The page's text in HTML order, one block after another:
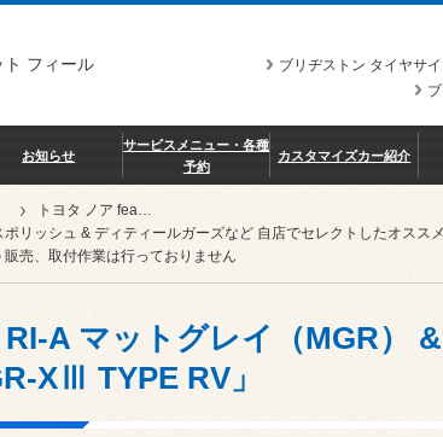
ト フィール
ブリヂストン タイヤサイ
お知らせ
サービスメニュー・各種
予約
カスタマイズカー紹介
トヨタ ノア feat. BBS RI-A マットグレイ（MGR） & ブリヂストン「レグノ GR-XⅢ TYPE RV」
ポリッシュ & ディティールガーズなど 自店でセレクトしたオ
売、取付作業は行っておりません
A マットグレイ（MGR）
XⅢ TYPE RV」